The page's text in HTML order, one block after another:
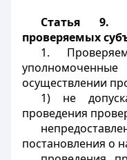
Статья 9.
проверяемых
1.
осуществлении
1) не
проведения
постановления о